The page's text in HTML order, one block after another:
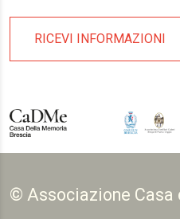
RICEVI INFORMAZIONI
© Associazione Casa